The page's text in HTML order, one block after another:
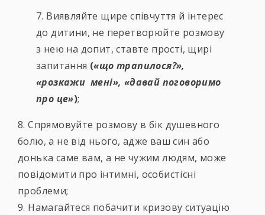
7. Виявляйте щире співчуття й інтерес
до дитини, не перетворюйте розмову
з нею на допит, ставте прості, щирі
запитання («що трапилося?»,
«розкажи мені», «давай поговоримо
про це»);
8. Спрямовуйте розмову в бік душевного
болю, а не від нього, адже ваш син або
донька саме вам, а не чужим людям, може
повідомити про інтимні, особистісні
проблеми;
9. Намагайтеся побачити кризову ситуацію